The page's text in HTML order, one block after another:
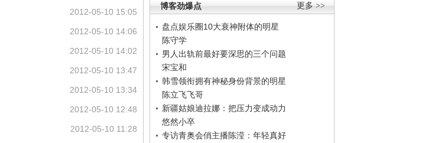
更多 >>
博客劲爆点
盘点娱乐圈10大衰神附体的明星
陈守学
男人出轨前最好要深思的三个问题
宋宝和
韩雪领衔拥有神秘身份背景的明星
陈立飞飞哥
新疆姑娘迪拉娜：把压力变成动力
悠然小卒
专访青奥会俏主播陈滢：年轻真好
2012-05-10 15:05
2012-05-10 14:06
2012-05-10 14:02
2012-05-10 13:47
2012-05-10 13:34
2012-05-10 12:48
2012-05-10 11:28